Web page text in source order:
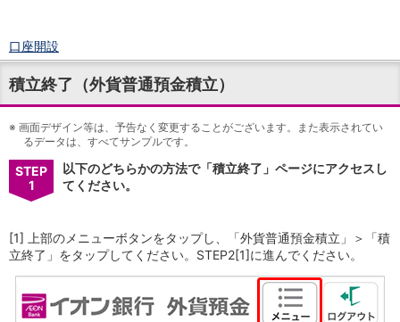
口座開設
ログイン
チャット
メニュー
商品・サービス
預金
円預金TOP
普通預金
外貨預金 TOP
外貨普通預金
外貨普通預金積立
積立終了（外貨普通預金積立）
※ 画面デザイン等は、予告なく変更することがございます。また表示されてい
るデータは、すべてサンプルです。
STEP
1
以下のどちらかの方法で「積立終了」ページにアクセスし
てください。
[1] 上部のメニューボタンをタップし、「外貨普通預金積立」＞「積
立終了」をタップしてください。STEP2[1]に進んでください。